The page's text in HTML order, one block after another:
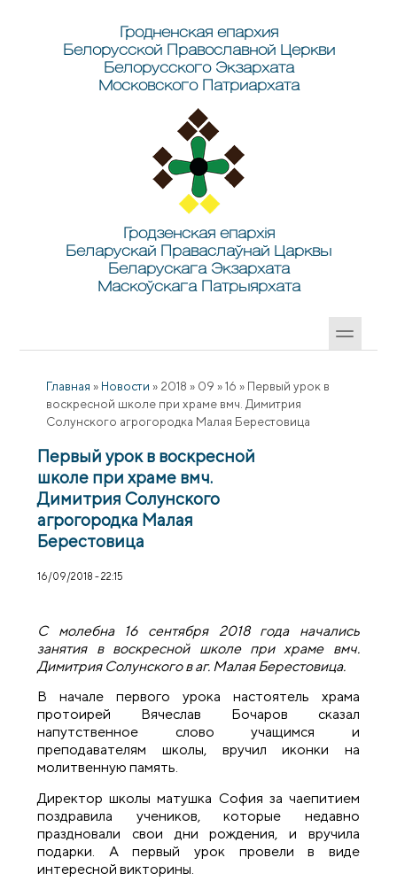
Гродненская епархия
Белорусской Православной Церкви
Белорусского Экзархата
Московского Патриархата
Гродзенская епархія
Беларускай Праваслаўнай Царквы
Беларускага Экзархата
Маскоўскага Патрыярхата
Главная » Новости » 2018 » 09 » 16 » Первый урок в
воскресной школе при храме вмч. Димитрия
Солунского агрогородка Малая Берестовица
Первый урок в воскресной
школе при храме вмч.
Димитрия Солунского
агрогородка Малая
Берестовица
16/09/2018 - 22:15
С молебна 16 сентября 2018 года начались
занятия в воскресной школе при храме вмч.
Димитрия Солунского в аг. Малая Берестовица.
В начале первого урока настоятель храма
протоирей Вячеслав Бочаров сказал
напутственное слово учащимся и
преподавателям школы, вручил иконки на
молитвенную память.
Директор школы матушка София за чаепитием
поздравила учеников, которые недавно
праздновали свои дни рождения, и вручила
подарки. А первый урок провели в виде
интересной викторины.